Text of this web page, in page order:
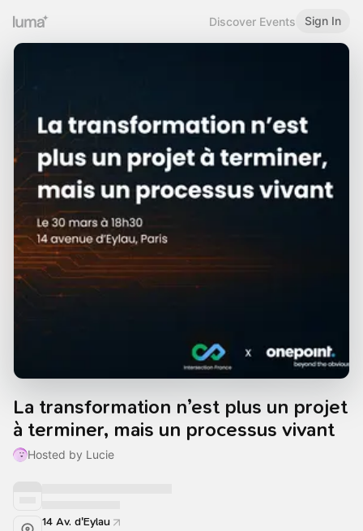
Discover Events Sign In
La transformation n’est plus un projet
à terminer, mais un processus vivant
Hosted by Lucie
14 Av. d'Eylau